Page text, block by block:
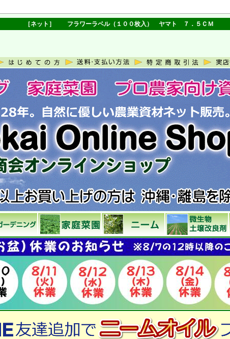
［ネット］ フラワーラベル（１００枚入） ヤマト ７．５ＣＭ